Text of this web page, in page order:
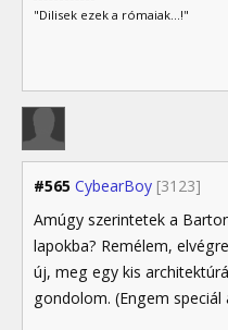
"Dilisek ezek a rómaiak...!"
#565 CybearBoy [3123]
Amúgy szerintetek a
lapokba? Remélem,
új, meg egy kis
gondolom. (Engem speciál